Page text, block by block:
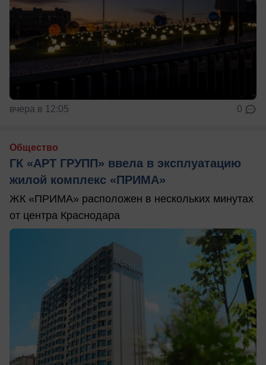
вчера в 12:05 0
Общество
ГК «АРТ ГРУПП» ввела в эксплуатацию
жилой комплекс «ПРИМА»
ЖК «ПРИМА» расположен в нескольких минутах
от центра Краснодара